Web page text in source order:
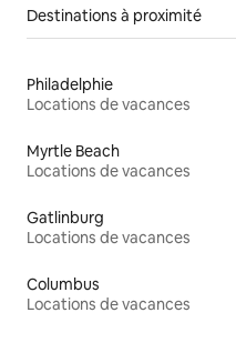
Destinations à proximité
Philadelphie
Locations de vacances
Myrtle Beach
Locations de vacances
Gatlinburg
Locations de vacances
Columbus
Locations de vacances